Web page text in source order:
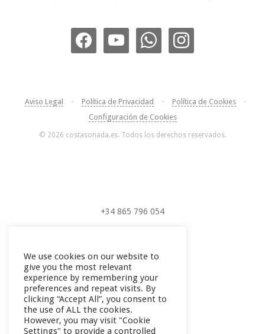
Aviso Legal • Política de Privacidad • Política de Cookies
•
Configuración de Cookies
© 2026 costasonada.es. Todos los derechos reservados.
+34 865 796 054
We use cookies on our website to
give you the most relevant
experience by remembering your
preferences and repeat visits. By
clicking “Accept All”, you consent to
the use of ALL the cookies.
However, you may visit "Cookie
Settings" to provide a controlled